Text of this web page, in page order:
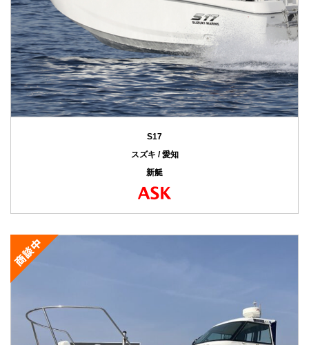
S17
スズキ / 愛知
新艇